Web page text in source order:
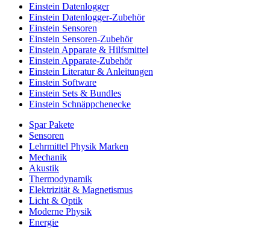
Einstein Datenlogger
Einstein Datenlogger-Zubehör
Einstein Sensoren
Einstein Sensoren-Zubehör
Einstein Apparate & Hilfsmittel
Einstein Apparate-Zubehör
Einstein Literatur & Anleitungen
Einstein Software
Einstein Sets & Bundles
Einstein Schnäppchenecke
Spar Pakete
Sensoren
Lehrmittel Physik Marken
Mechanik
Akustik
Thermodynamik
Elektrizität & Magnetismus
Licht & Optik
Moderne Physik
Energie